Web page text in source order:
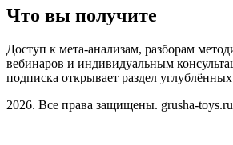
Что вы получите
Доступ к мета-анализам, разборам
вебинаров и индивидуальным
подписка открывает раздел
2026. Все права защищены. grusha-toys.ru